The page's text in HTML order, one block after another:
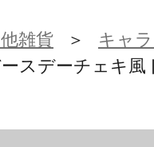
雑貨 ＞ キャ
スデーチェキ